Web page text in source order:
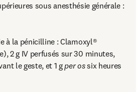
sous anesthésie générale :
à la pénicilline : Clamoxyl®
2 g IV perfusés sur 30 minutes,
le geste, et 1 g per os six heures